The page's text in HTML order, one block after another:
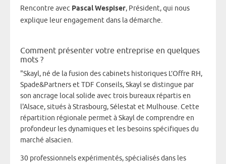
Rencontre avec Pascal Wespiser, Président, qui nous
explique leur engagement dans la démarche.
Comment présenter votre entreprise en quelques
mots ?
"Skayl, né de la fusion des cabinets historiques L’Offre RH,
Spade&Partners et TDF Conseils, Skayl se distingue par
son ancrage local solide avec trois bureaux répartis en
l'Alsace, situés à Strasbourg, Sélestat et Mulhouse. Cette
répartition régionale permet à Skayl de comprendre en
profondeur les dynamiques et les besoins spécifiques du
marché alsacien.
30 professionnels expérimentés, spécialisés dans les